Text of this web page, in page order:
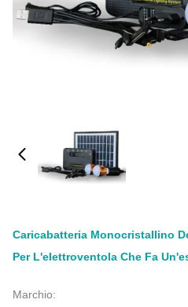
Caricabatteria Monocristallino
Per L'elettroventola Che Fa
Marchio: